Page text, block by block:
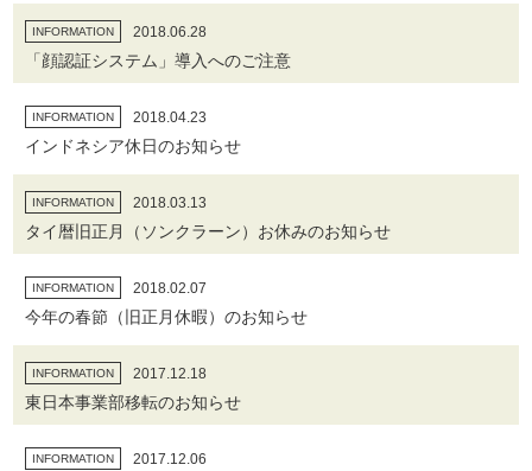
INFORMATION 2018.06.28
「顔認証システム」導入へのご注意
INFORMATION 2018.04.23
インドネシア休日のお知らせ
INFORMATION 2018.03.13
タイ暦旧正月（ソンクラーン）お休みのお知らせ
INFORMATION 2018.02.07
今年の春節（旧正月休暇）のお知らせ
INFORMATION 2017.12.18
東日本事業部移転のお知らせ
INFORMATION 2017.12.06